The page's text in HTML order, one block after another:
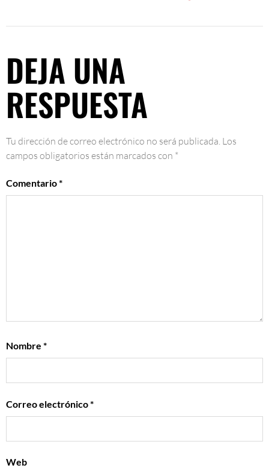
DEJA UNA
RESPUESTA
Tu dirección de correo electrónico no será publicada. Los
campos obligatorios están marcados con *
Comentario*
Nombre *
Correo electrónico*
Web